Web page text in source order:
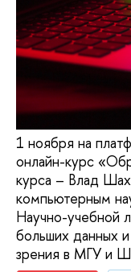
1 ноября на
онлайн-курс
курса – Влад
компьютерным
Научно-учебной
больших данных
зрения в МГУ и